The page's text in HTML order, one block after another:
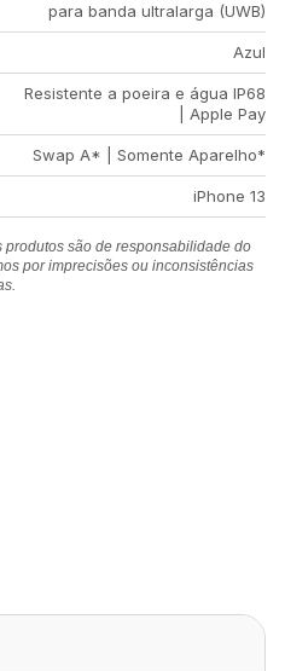
para banda ultralarga (UWB)
Azul
Resistente a poeira e água IP68
| Apple Pay
Swap A* | Somente Aparelho*
iPhone 13
são de responsabilidade do
por imprecisões ou inconsistências